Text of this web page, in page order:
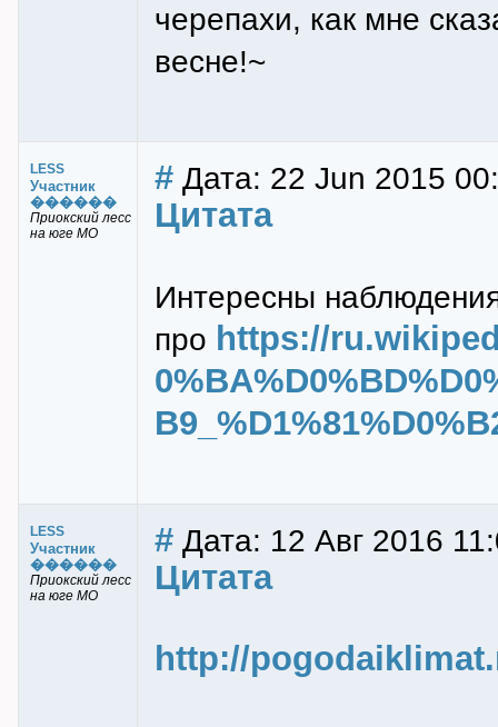
черепахи, как мне
весне!~
LESS
Участник
������
Приокский лесс
на юге МО
# Дата: 22 Jun 2015
Цитата
Интересны
про https://
LESS
Участник
������
Приокский лесс
на юге МО
# Дата: 12 Авг 2016
Цитата
http://